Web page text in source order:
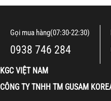
Gọi mua hàng(07:30-22:30)
0938 746 284
KGC VIỆT NAM
CÔNG TY TNHH TM GUSAM